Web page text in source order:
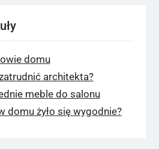
domu
architekta?
meble do salonu
domu żyło się wygodnie?